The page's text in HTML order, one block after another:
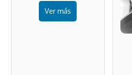
Ver más